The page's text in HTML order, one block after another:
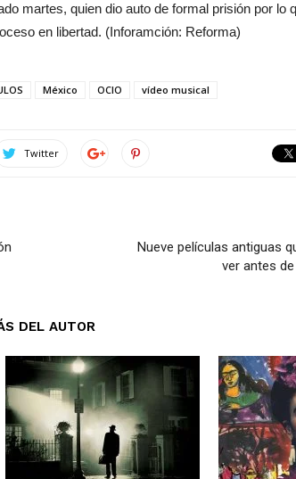
martes, quien dio auto de formal prisión por lo
en libertad. (Inforamción: Reforma)
México OCIO vídeo musical
Twitter
Nueve películas antiguas
ver antes
DEL AUTOR